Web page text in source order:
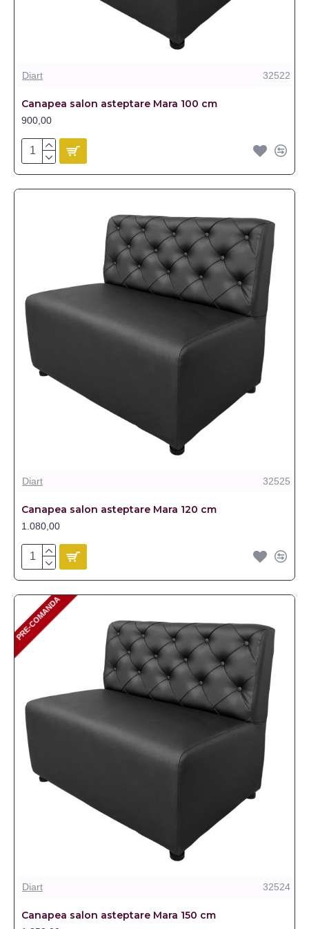
Diart 32522
Canapea salon asteptare Mara 100 cm
900,00
Diart 32525
Canapea salon asteptare Mara 120 cm
1.080,00
PRE-COMANDA
PRE-COMANDA
Diart 32524
Canapea salon asteptare Mara 150 cm